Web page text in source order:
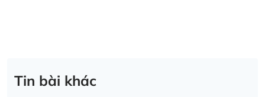
Tin bài khác